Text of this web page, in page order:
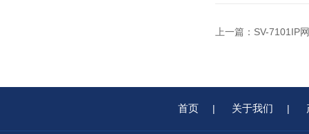
上一篇： SV-7101IP
首页 | 关于我们 |